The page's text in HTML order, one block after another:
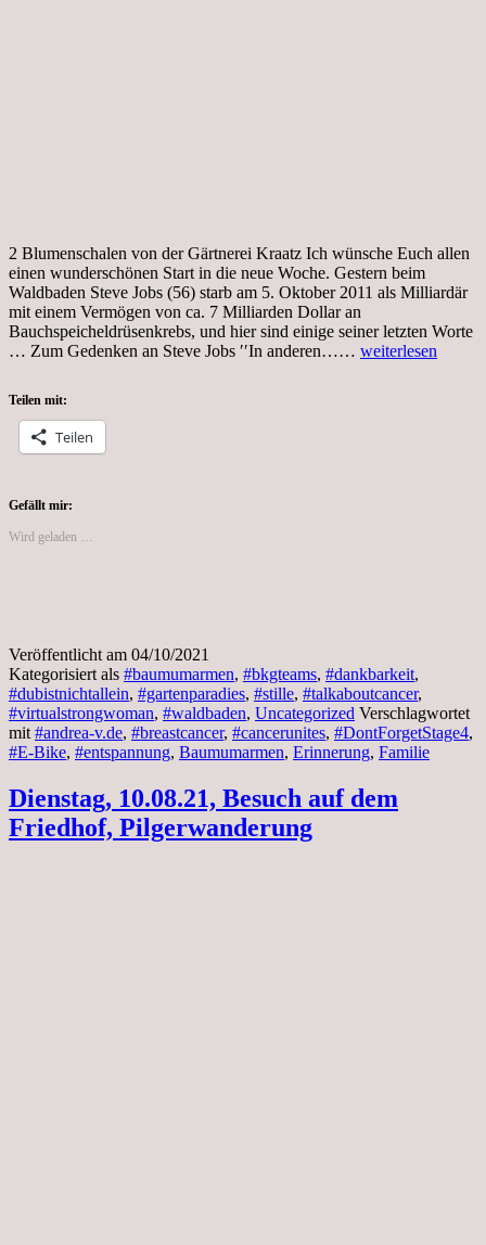
2 Blumenschalen von der Gärtnerei Kraatz Ich wünsche Euch allen
einen wunderschönen Start in die neue Woche. Gestern beim
Waldbaden Steve Jobs (56) starb am 5. Oktober 2011 als Milliardär
mit einem Vermögen von ca. 7 Milliarden Dollar an
Bauchspeicheldrüsenkrebs, und hier sind einige seiner letzten Worte
… Zum Gedenken an Steve Jobs ′′In anderen…… Montag,
weiterlesen
Teilen mit:
Teilen
Gefällt mir:
Wird geladen …
Veröffentlicht am 04/10/2021
Kategorisiert als #baumumarmen, #bkgteams, #dankbarkeit,
#dubistnichtallein, #gartenparadies, #stille, #talkaboutcancer,
#virtualstrongwoman, #waldbaden, Uncategorized Verschlagwortet
mit #andrea-v.de, #breastcancer, #cancerunites, #DontForgetStage4,
#E-Bike, #entspannung, Baumumarmen, Erinnerung, Familie
Dienstag, 10.08.21, Besuch auf dem
Friedhof, Pilgerwanderung